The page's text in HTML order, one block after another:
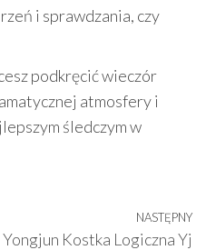
i sprawdzania, czy
podkręcić wieczór
atmosfery i
śledczym w
NASTĘPNY
Yongjun Kostka Logiczna Yj